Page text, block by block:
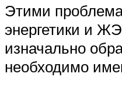
Этими
энергетики и
изначально
необходимо